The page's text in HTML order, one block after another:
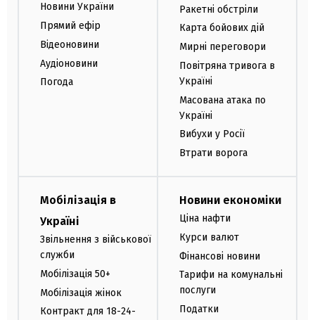
Новини України
Прямий ефір
Відеоновини
Аудіоновини
Погода
Ракетні обстріли
Карта бойових дій
Мирні переговори
Повітряна тривога в
Україні
Масована атака по
Україні
Вибухи у Росії
Втрати ворога
Мобілізація в
Україні
Звільнення з військової
служби
Мобілізація 50+
Мобілізація жінок
Контракт для 18-24-
Новини економіки
Ціна нафти
Курси валют
Фінансові новини
Тарифи на комунальні
послуги
Податки